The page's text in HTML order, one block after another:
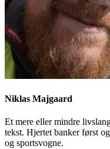
Niklas Majgaard
Et mere eller mindre
tekst. Hjertet banker først
og sportsvogne.